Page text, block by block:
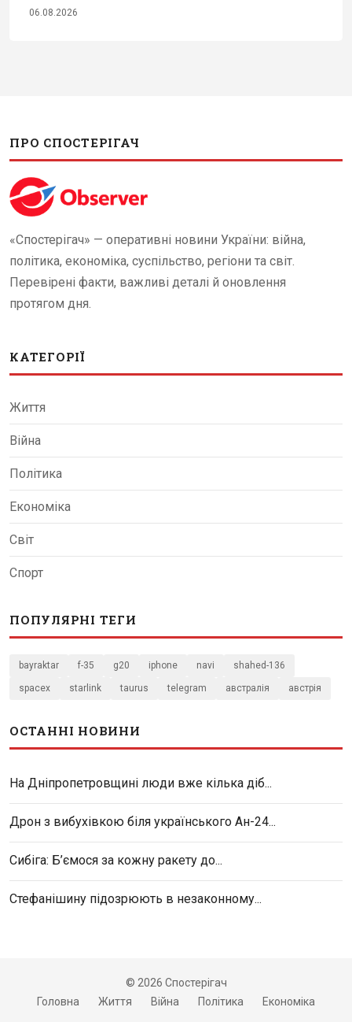
06.08.2026
ПРО СПОСТЕРІГАЧ
«Спостерігач» — оперативні новини України: війна,
політика, економіка, суспільство, регіони та світ.
Перевірені факти, важливі деталі й оновлення
протягом дня.
КАТЕГОРІЇ
Життя
Війна
Політика
Економіка
Світ
Спорт
ПОПУЛЯРНІ ТЕГИ
bayraktar f-35 g20 iphone navi shahed-136
spacex starlink taurus telegram австралія австрія
ОСТАННІ НОВИНИ
На Дніпропетровщині люди вже кілька діб...
Дрон з вибухівкою біля українського Ан-24...
Сибіга: Б’ємося за кожну ракету до...
Стефанішину підозрюють в незаконному...
© 2026 Спостерігач
Головна
Життя Війна Політика Економіка